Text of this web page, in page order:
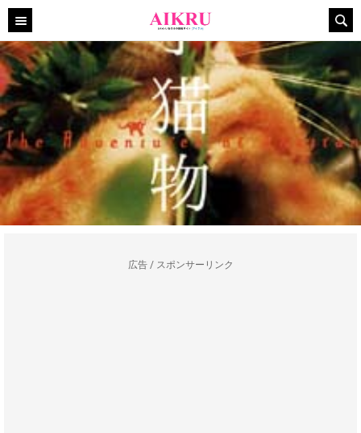
広告 / スポンサーリンク